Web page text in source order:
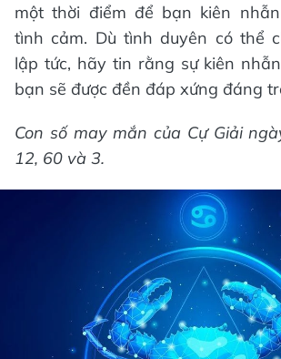
một thời điểm để bạn kiên
tình cảm. Dù tình duyên có thể
lập tức, hãy tin rằng sự kiên
bạn sẽ được đền đáp xứng đáng
Con số may mắn của Cự Giải
12, 60 và 3.